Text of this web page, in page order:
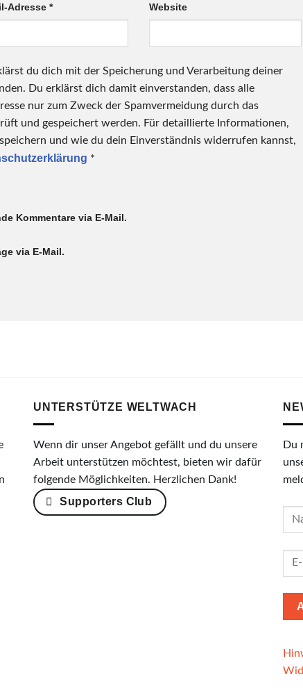
Adresse * Website
du dich mit der Speicherung und Verarbeitung deiner
Du erklärst dich damit einverstanden, dass alle
nur zum Zweck der Spamvermeidung durch das
und gespeichert werden. Für detaillierte Informationen,
und wie du dein Einverständnis widerrufen kannst,
*
Kommentare via E-Mail.
via E-Mail.
UNTERSTÜTZE WELTWACH
Wenn dir unser Angebot gefällt und du unsere
Arbeit unterstützen möchtest, bieten wir dafür
folgende Möglichkeiten. Herzlichen Dank!
Supporters Club
Du